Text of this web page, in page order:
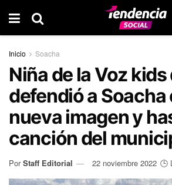
Inicio Soacha
Niña de la Voz kids
defendió a Soacha
nueva imagen y
canción del
Por Staff Editorial 22 noviembre 2022 🕒